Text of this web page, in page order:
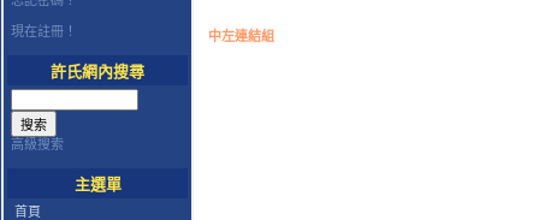
現在註冊！
許氏網內搜尋
高級搜索
主選單
首頁
中左連結組